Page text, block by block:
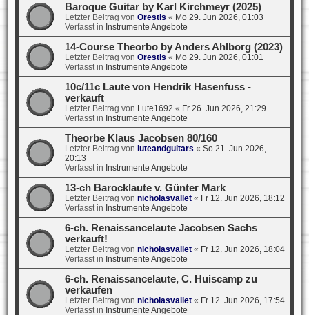
Baroque Guitar by Karl Kirchmeyr (2025)
Letzter Beitrag von Orestis « Mo 29. Jun 2026, 01:03
Verfasst in Instrumente Angebote
14-Course Theorbo by Anders Ahlborg (2023)
Letzter Beitrag von Orestis « Mo 29. Jun 2026, 01:01
Verfasst in Instrumente Angebote
10c/11c Laute von Hendrik Hasenfuss -
verkauft
Letzter Beitrag von Lute1692 « Fr 26. Jun 2026, 21:29
Verfasst in Instrumente Angebote
Theorbe Klaus Jacobsen 80/160
Letzter Beitrag von luteandguitars « So 21. Jun 2026,
20:13
Verfasst in Instrumente Angebote
13-ch Barocklaute v. Günter Mark
Letzter Beitrag von nicholasvallet« Fr 12. Jun 2026, 18:12
Verfasst in Instrumente Angebote
6-ch. Renaissancelaute Jacobsen Sachs
verkauft!
Letzter Beitrag von nicholasvallet« Fr 12. Jun 2026, 18:04
Verfasst in Instrumente Angebote
6-ch. Renaissancelaute, C. Huiscamp zu
verkaufen
Letzter Beitrag von nicholasvallet« Fr 12. Jun 2026, 17:54
Verfasst in Instrumente Angebote